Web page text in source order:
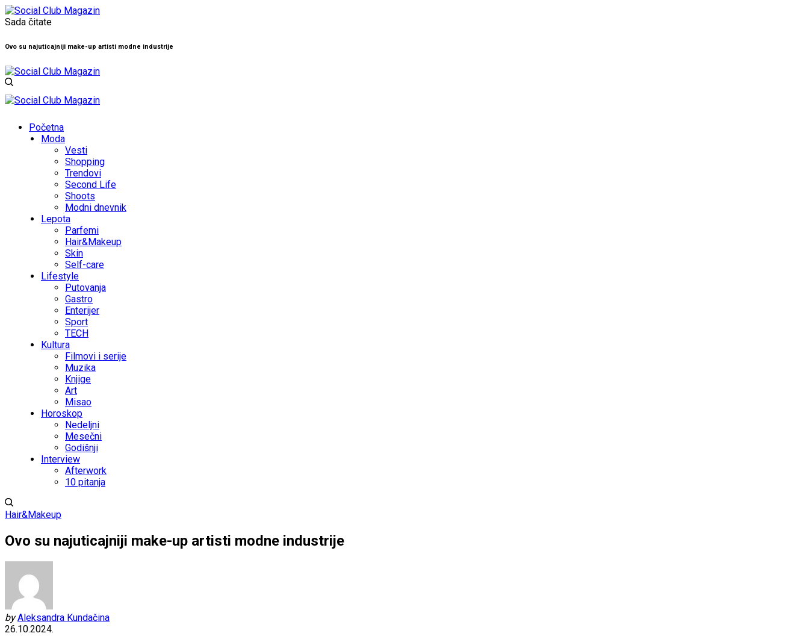
Sada čitate
Ovo su najuticajniji make-up artisti modne industrije
Početna
Moda
Vesti
Shopping
Trendovi
Second Life
Shoots
Modni dnevnik
Lepota
Parfemi
Hair&Makeup
Skin
Self-care
Lifestyle
Putovanja
Gastro
Enterijer
Sport
TECH
Kultura
Filmovi i serije
Muzika
Knjige
Art
Misao
Horoskop
Nedeljni
Mesečni
Godišnji
Interview
Afterwork
10 pitanja
Hair&Makeup
Ovo su najuticajniji make-up artisti modne industrije
by Aleksandra Kundačina
26.10.2024.